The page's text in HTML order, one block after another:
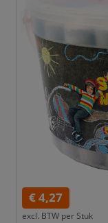
€ 4,27
excl. BTW per Stuk